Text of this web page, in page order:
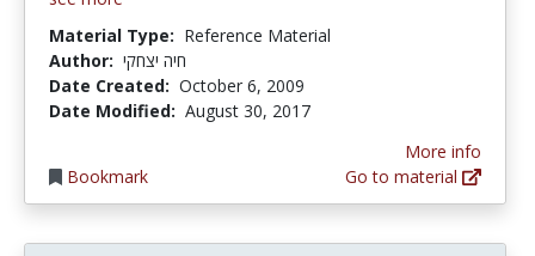
Material Type: Reference Material
Author: חיה יצחקי
Date Created: October 6, 2009
Date Modified: August 30, 2017
Bookmark
More info
Go to material